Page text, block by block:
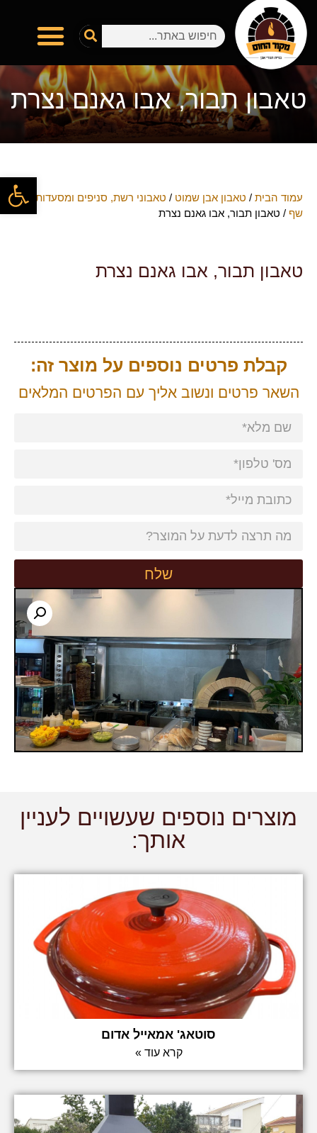
טאבון תבור, אבו גאנם נצרת
עמוד הבית / טאבון אבן שמוט / טאבוני רשת, סניפים ומסעדות
שף / טאבון תבור, אבו גאנם נצרת
טאבון תבור, אבו גאנם נצרת
קבלת פרטים נוספים על מוצר זה:
השאר פרטים ונשוב אליך עם הפרטים המלאים
שלח
מוצרים נוספים שעשויים לעניין
אותך:
סוטאג' אמאייל אדום
קרא עוד »